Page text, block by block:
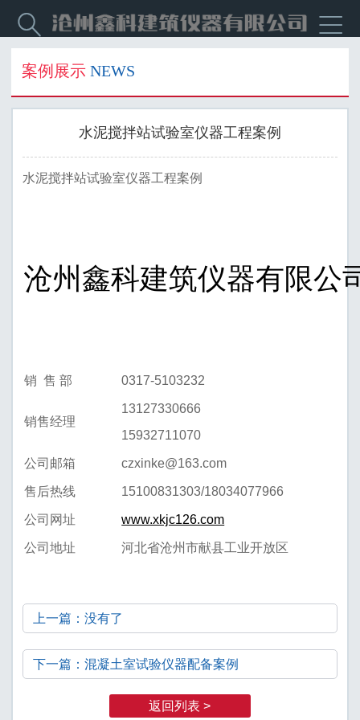


案例展示 NEWS
水泥搅拌站试验室仪器工程案例
水泥搅拌站试验室仪器工程案例
沧州鑫科建筑仪器有限公
销 售 部 0317-5103232
销售经理
13127330666
15932711070
公司邮箱 czxinke@163.com
售后热线 15100831303/18034077966
公司网址 www.xkjc126.com
公司地址 河北省沧州市献县工业开放区
上一篇：没有了
下一篇：混凝土室试验仪器配备案例
返回列表 >